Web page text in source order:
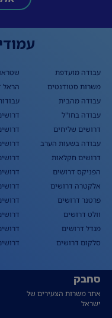
עבודה מועדפת
משרות סטודנטים
עבודה מהבית
עבודה בחו"ל
דרושים שליחים
עבודה בשעות הערב
דרושים חקלאות
הפניקס דרושים
אלקטרה דרושים
פרטנר דרושים
וולט דרושים
מגדל דרושים
סלקום דרושים
הראל
סחבק
אתר משרות הצעירים של
ישראל